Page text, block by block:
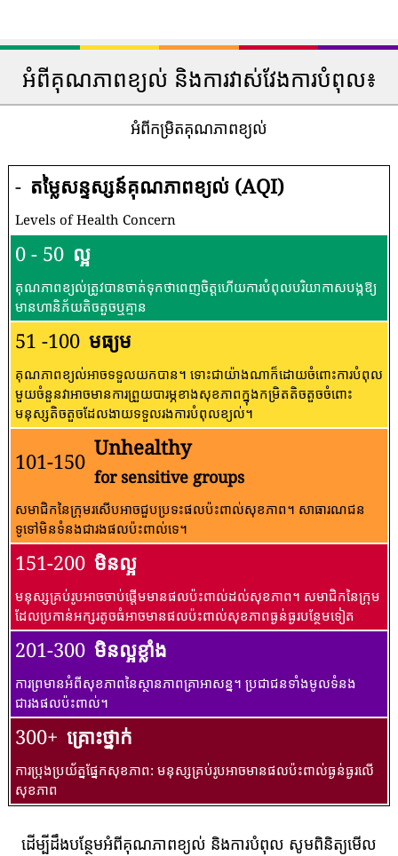
អំពីគុណភាពខ្យល់ និងការវាស់វែងការបំពុល៖
អំពីកម្រិតគុណភាពខ្យល់
- តម្លៃសន្ទស្សន៍គុណភាពខ្យល់ (AQI)
Levels of Health Concern
0 - 50 ល្អ
គុណភាពខ្យល់ត្រូវបានចាត់ទុកថាពេញចិត្តហើយការបំពុលបរិយាកាសបង្កឱ្យ
មានហានិភ័យតិចតួចឬគ្មាន
51 -100 មធ្យម
គុណភាពខ្យល់អាចទទួលយកបាន។ ទោះជាយ៉ាងណាក៏ដោយចំពោះការបំពុល
មួយចំនួនវាអាចមានការព្រួយបារម្ភខាងសុខភាពក្នុងកម្រិតតិចតួចចំពោះ
មនុស្សតិចតួចដែលងាយទទួលរងការបំពុលខ្យល់។
101-150
Unhealthy
for sensitive groups
សមាជិកនៃក្រុមរសើបអាចជួបប្រទះផលប៉ះពាល់សុខភាព។ សាធារណជន​
ទូទៅ​មិន​ទំនង​ជា​រង​ផល​ប៉ះពាល់​ទេ។
151-200 មិនល្អ
មនុស្សគ្រប់រូបអាចចាប់ផ្តើមមានផលប៉ះពាល់ដល់សុខភាព។ សមាជិកនៃក្រុម
ដែលប្រកាន់អក្សរតូចធំអាចមានផលប៉ះពាល់សុខភាពធ្ងន់ធ្ងរបន្ថែមទៀត
201-300 មិនល្អខ្លាំង
ការព្រមានអំពីសុខភាពនៃស្ថានភាពគ្រាអាសន្ន។ ប្រជាជនទាំងមូលទំនង
ជារងផលប៉ះពាល់។
300+ គ្រោះថ្នាក់
ការប្រុងប្រយ័ត្នផ្នែកសុខភាព: មនុស្សគ្រប់រូបអាចមានផលប៉ះពាល់ធ្ងន់ធ្ងរលើ
សុខភាព
ដើម្បីដឹងបន្ថែមអំពីគុណភាពខ្យល់ និងការបំពុល សូមពិនិត្យមើល